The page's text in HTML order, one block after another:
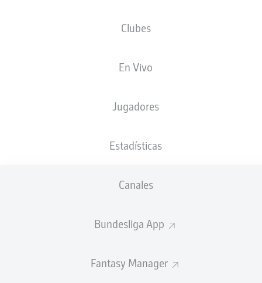
Clubes
En Vivo
Jugadores
Estadísticas
Canales
Bundesliga App
Fantasy Manager
11.07.1990
TAMAÑO